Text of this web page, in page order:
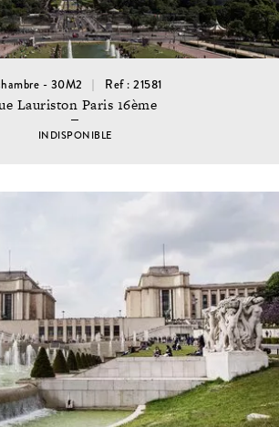
- 30M2 Ref : 21581
Lauriston Paris 16ème
INDISPONIBLE